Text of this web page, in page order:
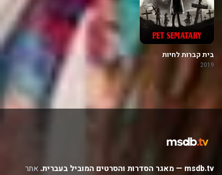
בית קברות לחיות
2019
msdb.tv — מאגר הסדרות והסרטים המוביל בעברית.
אתר